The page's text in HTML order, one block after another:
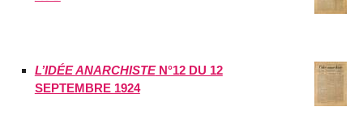
L’IDÉE ANARCHISTEN°12 DU 12
SEPTEMBRE 1924